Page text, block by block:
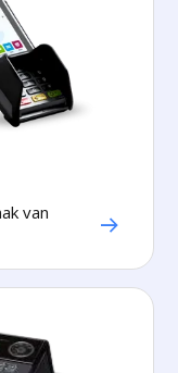
van
